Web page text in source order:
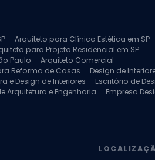
Arquiteto para Clínica Estética em SP
para Projeto Residencial em SP
Paulo
Arquiteto Comercial
Reforma de Casas
Design de
e Design de Interiores
Escritório de
Arquitetura e Engenharia
Empresa